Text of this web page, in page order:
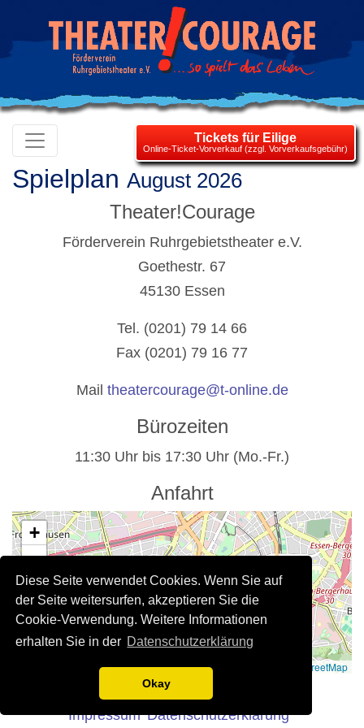
Diese Seite verwendet Cookies. Wenn Sie auf
der Seite weitersurfen, akzeptieren Sie die
Cookie-Verwendung. Weitere Informationen
erhalten Sie in der Datenschutzerklärung
Okay
Tickets für Eilige
Online-Ticket-Vorverkauf (zzgl. Vorverkaufsgebühr)
Spielplan August 2026
Theater!Courage
Förderverein Ruhrgebietstheater e.V.
Goethestr. 67
45130 Essen
Tel. (0201) 79 14 66
Fax (0201) 79 16 77
Mail theatercourage@t-online.de
Bürozeiten
11:30 Uhr bis 17:30 Uhr (Mo.-Fr.)
Anfahrt
+
−
OpenStreetMap
Rechtliche Hinweise
Impressum Datenschutzerklärung